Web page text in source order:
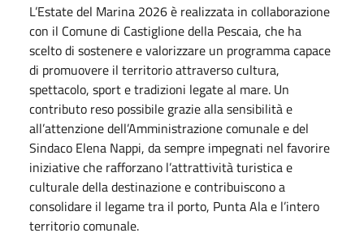
L’Estate del Marina 2026 è realizzata in collaborazione
con il Comune di Castiglione della Pescaia, che ha
scelto di sostenere e valorizzare un programma capace
di promuovere il territorio attraverso cultura,
spettacolo, sport e tradizioni legate al mare. Un
contributo reso possibile grazie alla sensibilità e
all’attenzione dell’Amministrazione comunale e del
Sindaco Elena Nappi, da sempre impegnati nel favorire
iniziative che rafforzano l’attrattività turistica e
culturale della destinazione e contribuiscono a
consolidare il legame tra il porto, Punta Ala e l’intero
territorio comunale.